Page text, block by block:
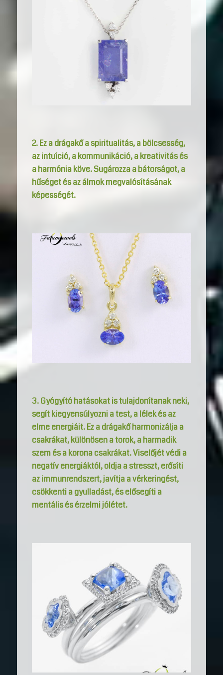
2. Ez a drágakő a spiritualitás, a bölcsesség,
az intuíció, a kommunikáció, a kreativitás és
a harmónia köve. Sugározza a bátorságot, a
hűséget és az álmok megvalósításának
képességét.
3. Gyógyító hatásokat is tulajdonítanak neki,
segít kiegyensúlyozni a test, a lélek és az
elme energiáit. Ez a drágakő harmonizálja a
csakrákat, különösen a torok, a harmadik
szem és a korona csakrákat. Viselőjét védi a
negatív energiáktól, oldja a stresszt, erősíti
az immunrendszert, javítja a vérkeringést,
csökkenti a gyulladást, és elősegíti a
mentális és érzelmi jólétet.